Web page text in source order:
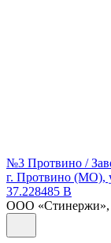
№3 Протвино /
г. Протвино (МО),
37.228485 В
ООО «Стинержи»,